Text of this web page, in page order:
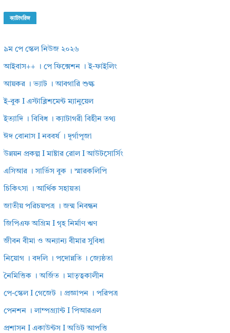
ক্যাটাগরিজ
৯ম পে স্কেল নিউজ ২০২৬
আইবাস++ । পে ফিক্সেশন । ই-ফাইলিং
আয়কর । ভ্যাট । আবগারি শুল্ক
ই-বুক I এস্টাব্লিশমেন্ট ম্যানুয়েল
ইত্যাদি । বিবিধ । ক্যাটাগরী বিহীন তথ্য
ঈদ বোনাস I নববর্ষ । দূর্গাপূজা
উন্নয়ন প্রকল্প I মাষ্টার রোল I আউটসোর্সিং
এসিআর । সার্ভিস বুক । স্মারকলিপি
চিকিৎসা । আর্থিক সহায়তা
জাতীয় পরিচয়পত্র । জন্ম নিবন্ধন
জিপিএফ অগ্রিম I গৃহ নির্মাণ ঋণ
জীবন বীমা ও অন্যান্য বীমার সুবিধা
নিয়োগ । বদলি । পদোন্নতি । জ্যেষ্ঠতা
নৈমিত্তিক । অর্জিত । মাতৃত্বকালীন
পে-স্কেল I গেজেট । প্রজ্ঞাপন । পরিপত্র
পেনশন । লাম্পগ্র্যান্ট I পিআরএল
প্রশাসন I একাউন্টস I অডিট আপত্তি